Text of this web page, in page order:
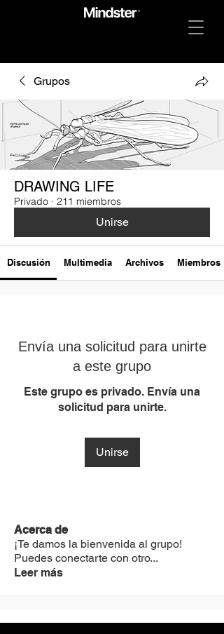
Grupos
DRAWING LIFE
Privado · 211 miembros
Unirse
Discusión Multimedia Archivos Miembros
Envía una solicitud para unirte
a este grupo
Este grupo es privado. Envía una
solicitud para unirte.
Unirse
Acerca de
¡Te damos la bienvenida al grupo!
Puedes conectarte con otro...
Leer más